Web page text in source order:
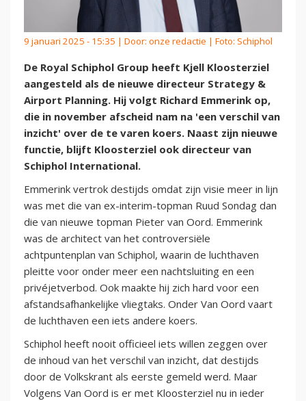
9 januari 2025 - 15:35 | Door: onze redactie | Foto: Schiphol
De Royal Schiphol Group heeft Kjell Kloosterziel
aangesteld als de nieuwe directeur Strategy &
Airport Planning. Hij volgt Richard Emmerink op,
die in november afscheid nam na 'een verschil van
inzicht' over de te varen koers. Naast zijn nieuwe
functie, blijft Kloosterziel ook directeur van
Schiphol International.
Emmerink vertrok destijds omdat zijn visie meer in lijn
was met die van ex-interim-topman Ruud Sondag dan
die van nieuwe topman Pieter van Oord. Emmerink
was de architect van het controversiële
achtpuntenplan van Schiphol, waarin de luchthaven
pleitte voor onder meer een nachtsluiting en een
privéjetverbod. Ook maakte hij zich hard voor een
afstandsafhankelijke vliegtaks. Onder Van Oord vaart
de luchthaven een iets andere koers.
Schiphol heeft nooit officieel iets willen zeggen over
de inhoud van het verschil van inzicht, dat destijds
door de Volkskrant als eerste gemeld werd. Maar
Volgens Van Oord is er met Kloosterziel nu in ieder